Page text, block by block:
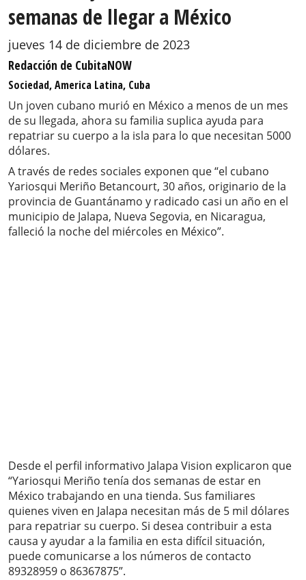
semanas de llegar a México
jueves 14 de diciembre de 2023
Redacción de CubitaNOW
Sociedad, America Latina, Cuba
Un joven cubano murió en México a menos de un mes
de su llegada, ahora su familia suplica ayuda para
repatriar su cuerpo a la isla para lo que necesitan 5000
dólares.
A través de redes sociales exponen que “el cubano
Yariosqui Meriño Betancourt, 30 años, originario de la
provincia de Guantánamo y radicado casi un año en el
municipio de Jalapa, Nueva Segovia, en Nicaragua,
falleció la noche del miércoles en México”.
Desde el perfil informativo Jalapa Vision explicaron que
“Yariosqui Meriño tenía dos semanas de estar en
México trabajando en una tienda. Sus familiares
quienes viven en Jalapa necesitan más de 5 mil dólares
para repatriar su cuerpo. Si desea contribuir a esta
causa y ayudar a la familia en esta difícil situación,
puede comunicarse a los números de contacto
89328959 o 86367875”.